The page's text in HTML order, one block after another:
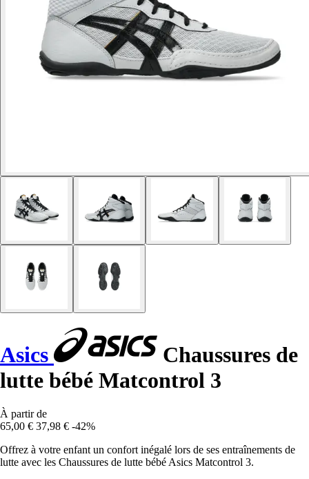
Asics
Chaussures de
lutte bébé Matcontrol 3
À partir de
65,00 € 37,98 € -42%
Offrez à votre enfant un confort inégalé lors de ses entraînements de
lutte avec les Chaussures de lutte bébé Asics Matcontrol 3.